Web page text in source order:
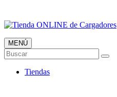
Tienda ONLINE de Cargadores
Más Baratos
MENÚ
Buscar
Tiendas